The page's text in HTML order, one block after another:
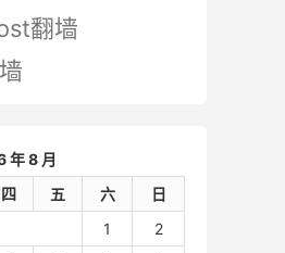
翻墙
年 8 月
四 五 六
日
1
2